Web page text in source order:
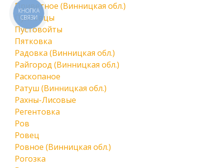
Приветное (Винницкая обл.)
Пултовцы
Пустовойты
Пятковка
Радовка (Винницкая обл.)
Райгород (Винницкая обл.)
Раскопаное
Ратуш (Винницкая обл.)
Рахны-Лисовые
Регентовка
Ров
Ровец
Ровное (Винницкая обл.)
Рогозка
КНОПКА
СВЯЗИ